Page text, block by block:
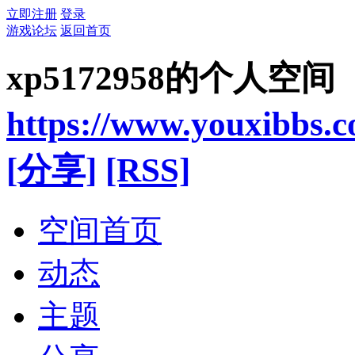
立即注册 登录
游戏论坛 返回首页
xp5172958的个人空间
https://
[分享] [RSS]
空间首页
动态
主题